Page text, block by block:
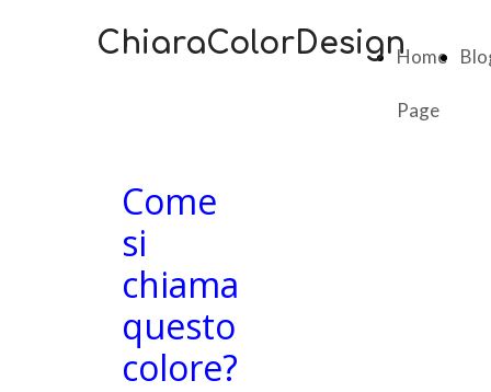
ChiaraColorDesignHome
Page
Come
si
chiama
questo
colore?